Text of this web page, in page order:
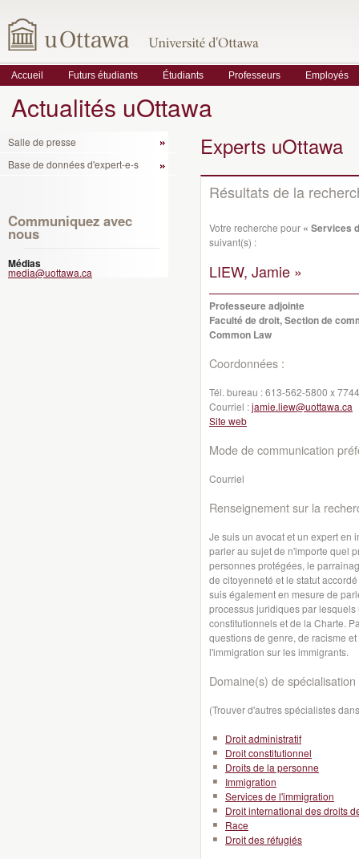
Accueil Futurs étudiants Étudiants Professeurs Employés
Actualités uOttawa
Salle de presse
Base de données d'expert-e-s
Communiquez avec
nous
Médias
media@uottawa.ca
Experts uOttawa
Résultats de la
Votre recherche pour « Services
suivant(s) :
LIEW, Jamie »
Professeure adjointe
Faculté de droit, Section de
Common Law
Coordonnées :
Tél. bureau :613-562-5800 x 7744
Courriel :jamie.liew@uottawa.ca
Site web
Mode de communication
Courriel
Renseignement sur la
Je suis un avocat et un expert en
parler au sujet de n'importe quel
personnes protégées, le
de citoyenneté et le statut
suis également en mesure de
processus juridiques par
constitutionnels et de la Charte.
questions de genre, de racisme
l'immigration sur les immigrants.
Domaine(s) de spécialisation
(Trouver d'autres spécialistes
Droit administratif
Droit constitutionnel
Droits de la personne
Immigration
Services de l'immigration
Droit international des droits
Race
Droit des réfugiés